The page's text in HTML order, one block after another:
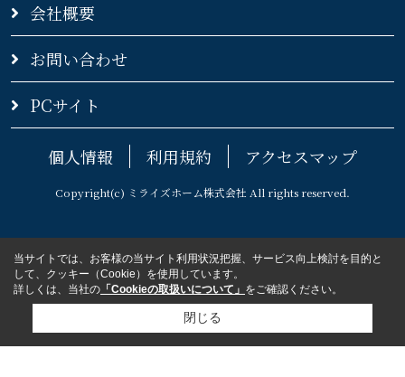
会社概要
お問い合わせ
PCサイト
個人情報 利用規約 アクセスマップ
Copyright(c) ミライズホーム株式会社 All rights reserved.
当サイトでは、お客様の当サイト利用状況把握、サービス向上検討を目的と
して、クッキー（Cookie）を使用しています。
詳しくは、当社の 「Cookieの取扱いについて」 をご確認ください。
閉じる